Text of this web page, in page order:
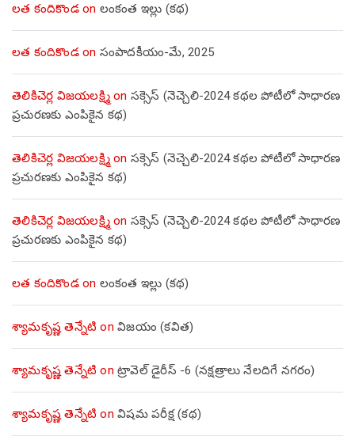
లత కందికొండon లంకంత ఇల్లు (కథ)
లత కందికొండon సంపాదకీయం-మే, 2025
తెలికిచెర్ల విజయలక్ష్మిon సక్సెస్ (నెచ్చెలి-2024 కథల పోటీలో సాధారణ
ప్రచురణకు ఎంపికైన కథ)
తెలికిచెర్ల విజయలక్ష్మిon సక్సెస్ (నెచ్చెలి-2024 కథల పోటీలో సాధారణ
ప్రచురణకు ఎంపికైన కథ)
తెలికిచెర్ల విజయలక్ష్మిon సక్సెస్ (నెచ్చెలి-2024 కథల పోటీలో సాధారణ
ప్రచురణకు ఎంపికైన కథ)
లత కందికొండon లంకంత ఇల్లు (కథ)
శ్యామకృష్ణ తెన్నేటి on విజయం (కవిత)
శ్యామకృష్ణ తెన్నేటి on ట్రావెల్ డైరీస్ -6 (నక్షత్రాలు నేలదిగే నగరం)
శ్యామకృష్ణ తెన్నేటి on విషమ పరీక్ష (క‌థ‌)